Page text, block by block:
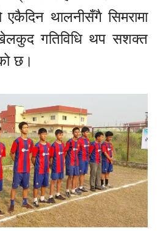
थालनीसँगै सिमरामा
खेलकुद गतिविधि थप सशक्त
छ।